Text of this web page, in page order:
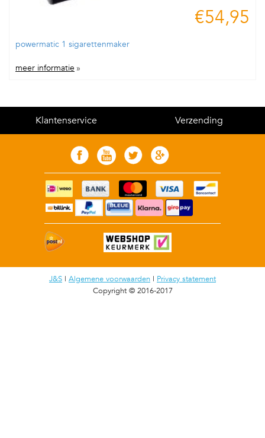
€54,95
powermatic 1 sigarettenmaker
meer informatie »
Klantenservice Verzending
J&S | Algemene voorwaarden | Privacy statement
Copyright © 2016-2017